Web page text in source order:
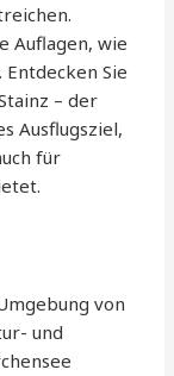
Auflagen, wie
Sie
– der
Ausflugsziel,
für
von
und